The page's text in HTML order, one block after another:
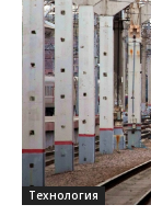
Технология